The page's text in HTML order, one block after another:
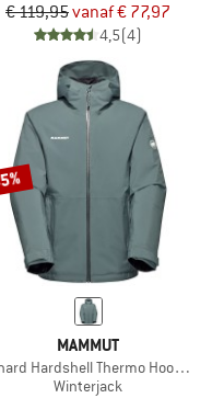
€ 119,95vanaf € 77,97
4,5(4)
MAMMUT
Hardshell Thermo Hooded
Winterjack